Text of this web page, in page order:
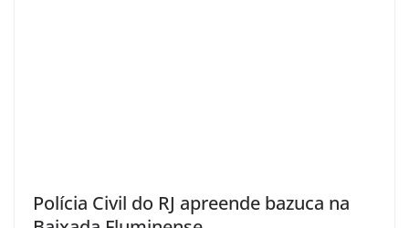
Polícia Civil do RJ apreende bazuca na